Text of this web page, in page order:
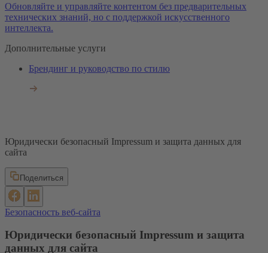
Обновляйте и управляйте контентом без предварительных
технических знаний, но с поддержкой искусственного
интеллекта.
Дополнительные услуги
Брендинг и руководство по стилю
Юридически безопасный Impressum и защита данных для
сайта
Поделиться
Безопасность веб-сайта
Юридически безопасный Impressum и защита
данных для сайта